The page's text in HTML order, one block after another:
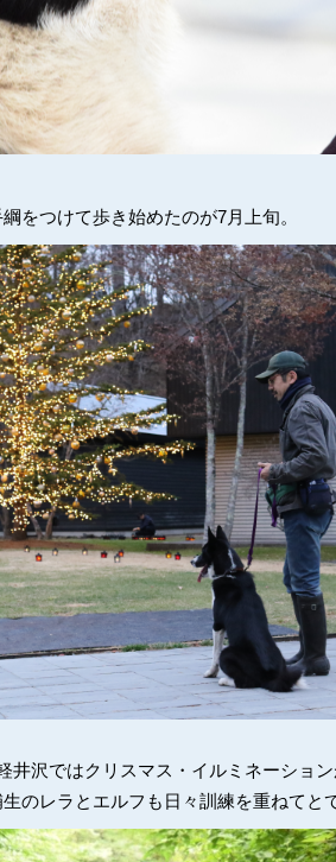
をつけて歩き始めたのが7月上旬。
井沢ではクリスマス・イルミネーショ
のレラとエルフも日々訓練を重ねてと